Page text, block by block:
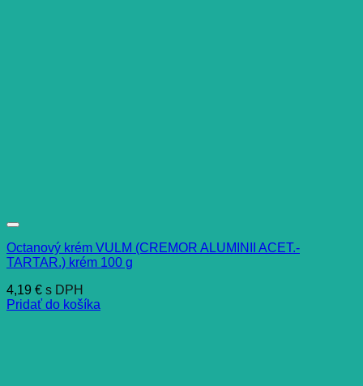
Octanový krém VULM (CREMOR ALUMINII ACET.-
TARTAR.) krém 100 g
4,19 € s DPH
Pridať do košíka